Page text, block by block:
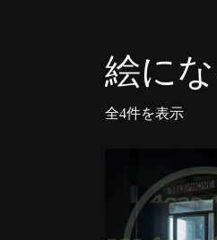
絵に
全4件を表示